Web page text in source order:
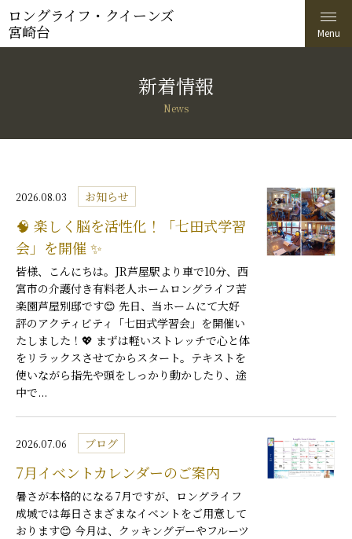
ロングライフ・クイーンズ
宮崎台
新着情報
News
2026.08.03 お知らせ
🧠 楽しく脳を活性化！「七田式学習
会」を開催 ✨
皆様、こんにちは。JR芦屋駅より車で10分、西
宮市の介護付き有料老人ホームロングライフ苦
楽園芦屋別邸です😊 先日、当ホームにて大好
評のアクティビティ「七田式学習会」を開催い
たしました！💖 まずは軽いストレッチで心と体
をリラックスさせてからスタート。テキストを
使いながら指先や頭をしっかり動かしたり、途
中で...
2026.07.06 ブログ
7月イベントカレンダーのご案内
暑さが本格的になる7月ですが、ロングライフ
成城では毎日さまざまなイベントをご用意して
おります😊 今月は、クッキングデーやフルーツ